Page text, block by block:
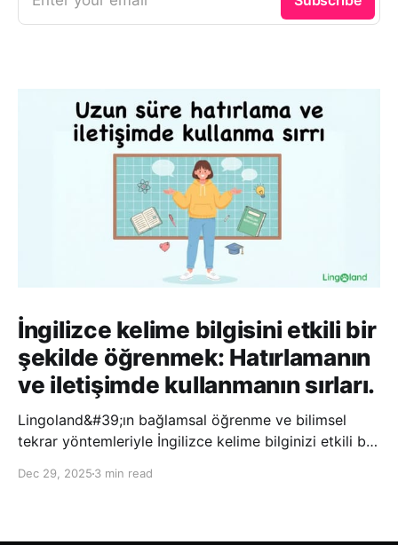
İngilizce kelime bilgisini etkili bir
şekilde öğrenmek: Hatırlamanın
ve iletişimde kullanmanın sırları.
Lingoland&#39;ın bağlamsal öğrenme ve bilimsel
tekrar yöntemleriyle İngilizce kelime bilginizi etkili bir
hatırlayabilir ve daha doğal bir şekilde iletişim
Dec 29, 2025 3 min read